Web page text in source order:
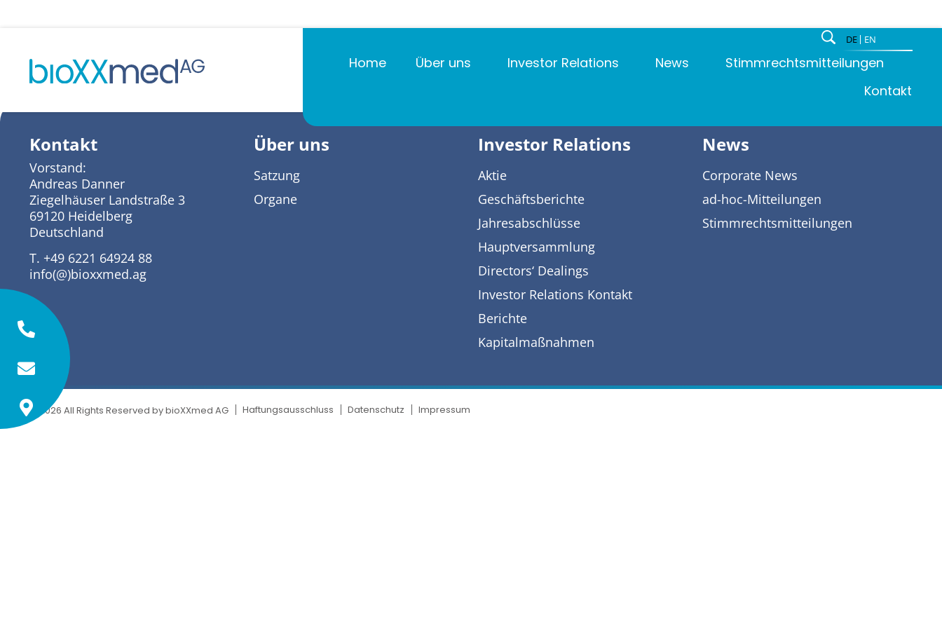
DE EN
Home Über uns Investor Relations News
Stimmrechtsmitteilungen
Kontakt
2022 Directors‘ Dealings
Kontakt
Vorstand:
Andreas Danner
Ziegelhäuser Landstraße 3
69120 Heidelberg
Deutschland
T. +49 6221 64924 88
info(@)bioxxmed.ag
Über uns
Satzung
Organe
Investor Relations
Aktie
Geschäftsberichte
Jahresabschlüsse
Hauptversammlung
Directors‘ Dealings
Investor Relations Kontakt
Berichte
Kapitalmaßnahmen
News
Corporate News
ad-hoc-Mitteilungen
Stimmrechtsmitteilungen
© 2026 All Rights Reserved by bioXXmed AG Haftungsausschluss Datenschutz Impressum